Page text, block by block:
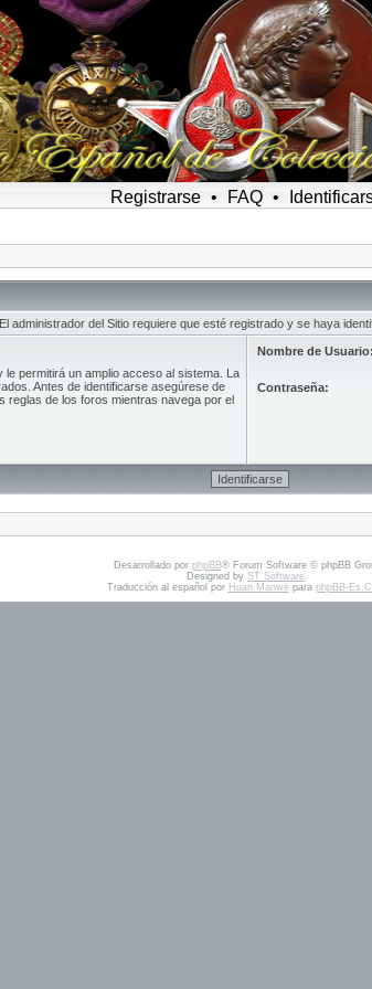
Registrarse • FAQ •
El administrador del Sitio requiere que esté registrado y se haya
permitirá un amplio acceso al sistema. La
Antes de identificarse asegúrese de
reglas de los foros mientras navega por el
Nombre de Usuario:
Contraseña:
Desarrollado por phpBB® Forum Software © phpBB
Designed by ST Software.
Traducción al español por Huan Manwëpara phpBB-